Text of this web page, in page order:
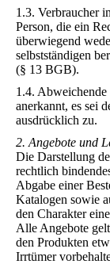
1.3. Verbraucher
Person, die ein
überwiegend
selbstständigen
(§ 13 BGB).
1.4.
anerkannt, es sei
ausdrücklich zu.
2. Angebote und
Die Darstellung
rechtlich
Abgabe einer
Katalogen sowie
den Charakter
Alle Angebote
den Produkten
Irrtümer